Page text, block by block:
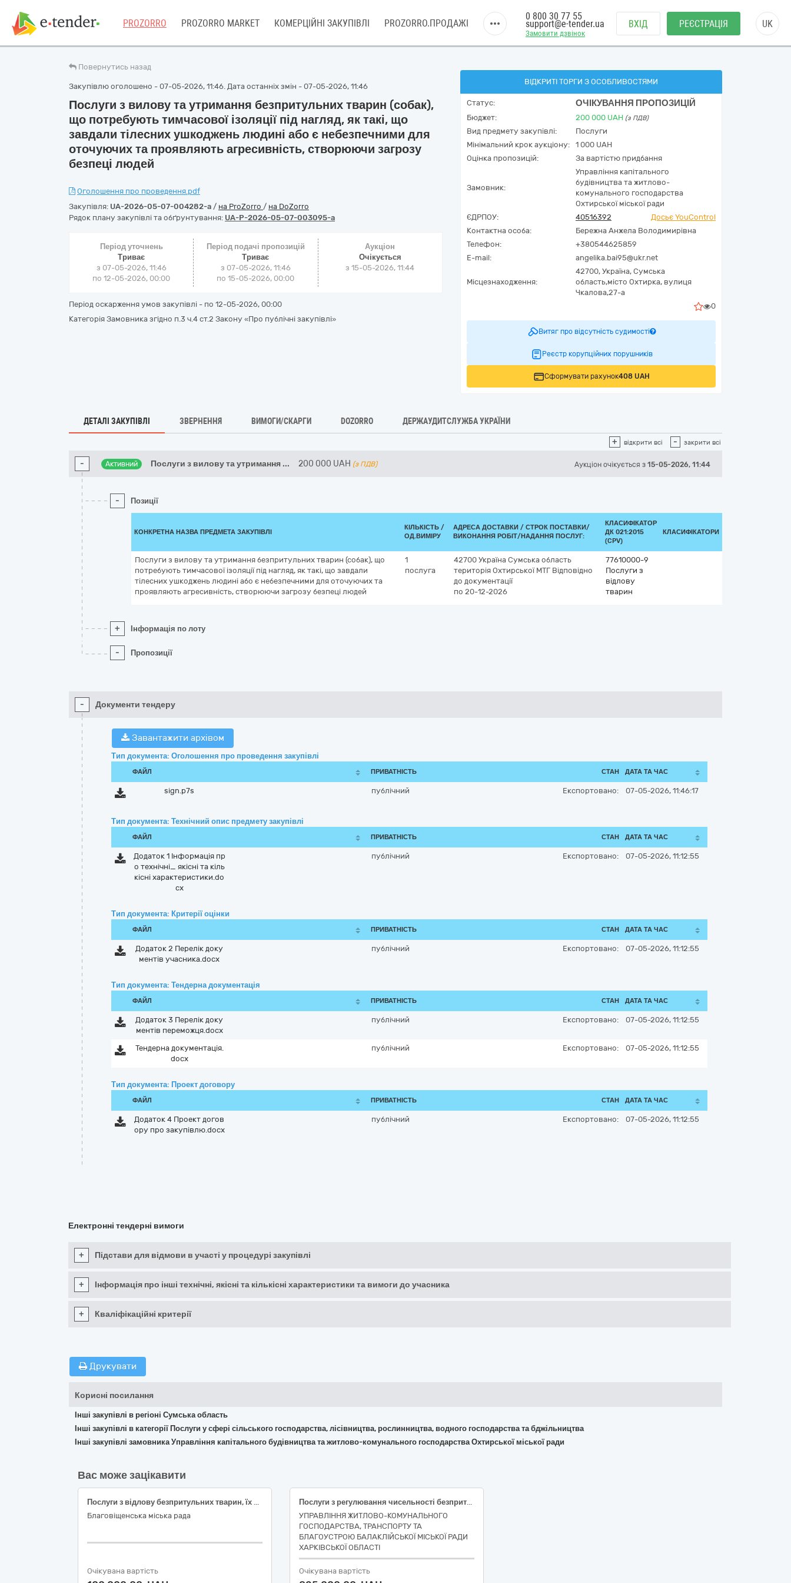
PROZORRO PROZORRO MARKET КОМЕРЦІЙНІ ЗАКУПІВЛІ PROZORRO.ПРОДАЖІ
Замовити дзвінок
0 800 30 77 55
support@e-tender.ua ВХІД РЕЄСТРАЦІЯ UK
Повернутись назад
Закупівлю оголошено - 07-05-2026, 11:46. Дата останніх змін - 07-05-2026, 11:46
Послуги з вилову та утримання безпритульних тварин (собак),
що потребують тимчасової ізоляції під нагляд, як такі, що
завдали тілесних ушкоджень людині або є небезпечними для
оточуючих та проявляють агресивність, створюючи загрозу
безпеці людей
Оголошення про проведення.pdf
Закупівля: UA-2026-05-07-004282-a / на ProZorro / на DoZorro
Рядок плану закупівлі та обґрунтування: UA-P-2026-05-07-003095-a
Період уточнень
Триває
з 07-05-2026, 11:46
по 12-05-2026, 00:00
Період подачі пропозицій
Триває
з 07-05-2026, 11:46
по 15-05-2026, 00:00
Аукціон
Очікується
з15-05-2026, 11:44
Період оскарження умов закупівлі - по 12-05-2026, 00:00
Категорія Замовника згідно п.3 ч.4 ст.2 Закону «Про публічні закупівлі»
ВІДКРИТІ ТОРГИ З ОСОБЛИВОСТЯМИ
Статус: ОЧІКУВАННЯ ПРОПОЗИЦІЙ
Бюджет: 200 000 UAH (з ПДВ)
Вид предмету закупівлі:
Послуги
Мінімальний крок аукціону:
1 000 UAH
Оцінка пропозицій:
За вартістю придбання
Замовник:
Управління капітального
будівництва та житлово-
комунального господарства
Охтирської міської ради
ЄДРПОУ:
40516392
Досьє YouControl
Контактна особа:
Бережна Анжела Володимирівна
Телефон:
+380544625859
E-mail:
angelika.bai95@ukr.net
Місцезнаходження:
42700, Україна, Сумська
область,місто Охтирка, вулиця
Чкалова,27-а
0
Витяг про відсутність судимості
Реєстр корупційних порушників
Сформувати рахунок408 UAH
ДЕТАЛІ ЗАКУПІВЛІ ЗВЕРНЕННЯ ВИМОГИ/СКАРГИ DOZORRO ДЕРЖАУДИТСЛУЖБА УКРАЇНИ
+ відкрити всі - закрити всі
- Активний Послуги з вилову та утримання ... 200 000 UAH (з ПДВ) Аукціон очікується з 15-05-2026, 11:44
- Позиції
КОНКРЕТНА НАЗВА ПРЕДМЕТА ЗАКУПІВЛІ
КІЛЬКІСТЬ /
ОД.ВИМІРУ
АДРЕСА ДОСТАВКИ / СТРОК ПОСТАВКИ/
ВИКОНАННЯ РОБІТ/НАДАННЯ ПОСЛУГ:
КЛАСИФІКАТОР
ДК 021:2015
(CPV)
КЛАСИФІКАТОРИ
Послуги з вилову та утримання безпритульних тварин (собак), що
потребують тимчасової ізоляції під нагляд, як такі, що завдали
тілесних ушкоджень людині або є небезпечними для оточуючих та
проявляють агресивність, створюючи загрозу безпеці людей
1
послуга
42700 Україна Сумська область
територія Охтирської МТГ Відповідно
до документації
по 20-12-2026
77610000-9
Послуги з
відлову
тварин
+ Інформація по лоту
- Пропозиції
- Документи тендеру
Завантажити архівом
Тип документа: Оголошення про проведення закупівлі
ФАЙЛ ПРИВАТНІСТЬ СТАН ДАТА ТА ЧАС
sign.p7s публічний Експортовано: 07-05-2026, 11:46:17
Тип документа: Технічний опис предмету закупівлі
ФАЙЛ ПРИВАТНІСТЬ СТАН ДАТА ТА ЧАС
Додаток 1 Інформація пр
о технічні_ якісні та кіль
кісні характеристики.do
cx
публічний Експортовано: 07-05-2026, 11:12:55
Тип документа: Критерії оцінки
ФАЙЛ ПРИВАТНІСТЬ СТАН ДАТА ТА ЧАС
Додаток 2 Перелік доку
ментів учасника.docx
публічний Експортовано: 07-05-2026, 11:12:55
Тип документа: Тендерна документація
ФАЙЛ ПРИВАТНІСТЬ СТАН ДАТА ТА ЧАС
Додаток 3 Перелік доку
ментів переможця.docx
публічний Експортовано: 07-05-2026, 11:12:55
Тендерна документація.
docx
публічний Експортовано: 07-05-2026, 11:12:55
Тип документа: Проект договору
ФАЙЛ ПРИВАТНІСТЬ СТАН ДАТА ТА ЧАС
Додаток 4 Проект догов
ору про закупівлю.docx
публічний Експортовано: 07-05-2026, 11:12:55
Електронні тендерні вимоги
+ Підстави для відмови в участі у процедурі закупівлі
+ Інформація про інші технічні, якісні та кількісні характеристики та вимоги до учасника
+ Кваліфікаційні критерії
Друкувати
Корисні посилання
Інші закупівлі в регіоні Сумська область
Інші закупівлі в категорії Послуги у сфері сільського господарства, лісівництва, рослинництва, водного господарства та бджільництва
Інші закупівлі замовника Управління капітального будівництва та житлово-комунального господарства Охтирської міської ради
Вас може зацікавити
Послуги з відлову безпритульних тварин, їх стерилізація та щеплення від сказу на території міста Благовіщенське Голованівського району Кіровоградської області
Благовіщенська міська рада
Очікувана вартість
Послуги з регулювання чисельності безпритульних тварин (собак) гуманними методами.
УПРАВЛІННЯ ЖИТЛОВО-КОМУНАЛЬНОГО
ГОСПОДАРСТВА, ТРАНСПОРТУ ТА
БЛАГОУСТРОЮ БАЛАКЛІЙСЬКОЇ МІСЬКОЇ РАДИ
ХАРКІВСЬКОЇ ОБЛАСТІ
Очікувана вартість